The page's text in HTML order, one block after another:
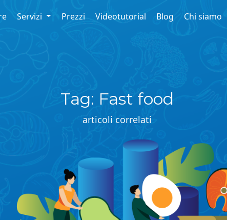
Servizi Prezzi Videotutorial Blog Chi siamo
Tag: Fast food
articoli correlati